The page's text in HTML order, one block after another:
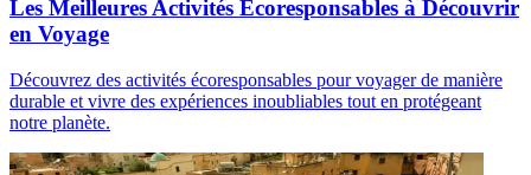
Les Meilleures Activités Écoresponsables à Découvrir
en Voyage
Découvrez des activités écoresponsables pour voyager de manière
durable et vivre des expériences inoubliables tout en protégeant
notre planète.